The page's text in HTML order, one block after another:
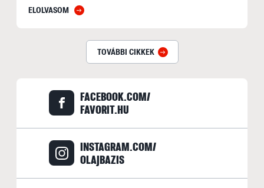
ELOLVASOM
TOVÁBBI CIKKEK
FACEBOOK.COM/
FAVORIT.HU
INSTAGRAM.COM/
OLAJBAZIS